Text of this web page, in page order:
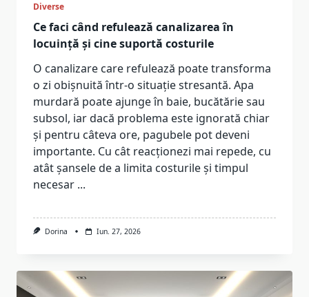
Diverse
Ce faci când refulează canalizarea în
locuință și cine suportă costurile
O canalizare care refulează poate transforma
o zi obișnuită într-o situație stresantă. Apa
murdară poate ajunge în baie, bucătărie sau
subsol, iar dacă problema este ignorată chiar
și pentru câteva ore, pagubele pot deveni
importante. Cu cât reacționezi mai repede, cu
atât șansele de a limita costurile și timpul
necesar ...
Dorina Iun. 27, 2026